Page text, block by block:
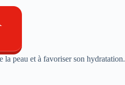
la peau et à favoriser son hydratation.